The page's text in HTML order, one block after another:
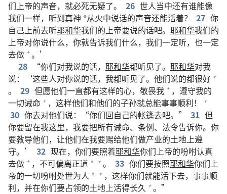
们上帝的声音，就必死无疑了。
26 世人当中还有谁能像
我们一样，听到真神 *从火中说话的声音还能活着？ 27 你
自己上前去听耶和华我们的上帝要说的话吧。 耶和华我们的
上帝对你说什么，你就告诉我们什么，我们一定听，也一定
去做 + 。’
28
“你们对我说的话， 耶和华都听见了。 耶和华对我
说：‘这些人对你说的话，我都听见了。他们说的都很好 +
。 29 但愿他们一直都有这样的心，敬畏我 + ，遵守我的
一切诫命 + ，这样他们和他们的子孙就总能事事顺利！ +
30 你去对他们说：“你们回自己的帐篷去吧。” 31 但
你要留在我这里，我要把所有诫命、条例、法令告诉你。你
要教导他们，让他们在我要赐给他们做产业的土地上遵
守。’
32 现在，你们要照着耶和华你们上帝的吩咐认真
去做 + ，不可偏离正道 * + 。 33 你们要按照耶和华你们上
帝的一切吩咐处世为人 * + ，这样你们就能活下去，事事顺
利，并在你们要占领的土地上活得长久 + 。”